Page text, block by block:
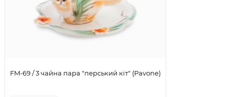
FM-69 / 3 чайна пара "перський кіт" (Pavone)